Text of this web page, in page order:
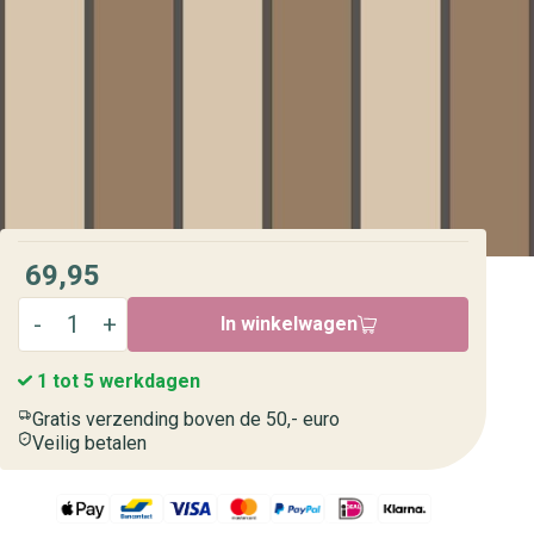
69,95
In winkelwagen
1 tot 5 werkdagen
Gratis verzending boven de 50,- euro
Veilig betalen